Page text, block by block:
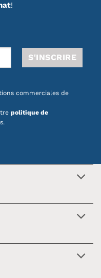
!
commerciales de
politique de